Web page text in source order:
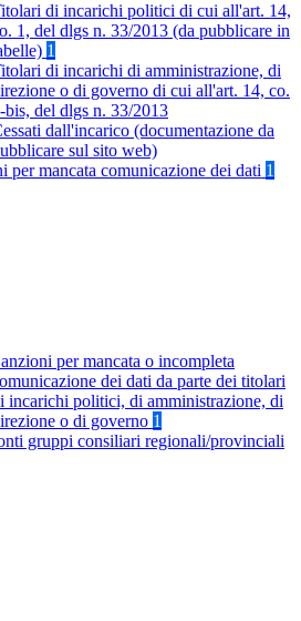
di incarichi politici di cui all'art. 14,
1, del dlgs n. 33/2013 (da pubblicare in
1
di incarichi di amministrazione, di
o di governo di cui all'art. 14, co.
bis, del dlgs n. 33/2013
dall'incarico (documentazione da
sul sito web)
per mancata comunicazione dei dati 1
per mancata o incompleta
dei dati da parte dei titolari
incarichi politici, di amministrazione, di
o di governo 1
gruppi consiliari regionali/provinciali